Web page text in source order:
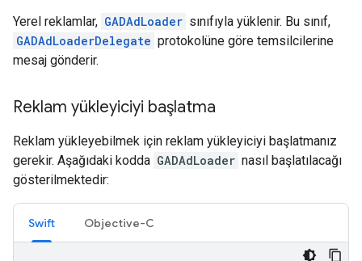
Yerel reklamlar, GADAdLoader sınıfıyla yüklenir. Bu sınıf,
GADAdLoaderDelegate protokolüne göre temsilcilerine
mesaj gönderir.
Reklam yükleyiciyi başlatma
Reklam yükleyebilmek için reklam yükleyiciyi başlatmanız
gerekir. Aşağıdaki kodda GADAdLoader nasıl başlatılacağı
gösterilmektedir:
Swift Objective-C